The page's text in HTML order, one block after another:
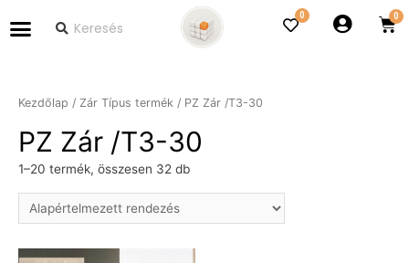
0
Kezdőlap / Zár Típus termék / PZ Zár /T3-30
PZ Zár /T3-30
1–20 termék, összesen 32 db